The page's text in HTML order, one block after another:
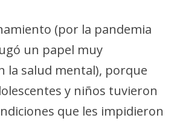
(por la pandemia
un papel muy
la salud mental), porque
y niños tuvieron
que les impidieron